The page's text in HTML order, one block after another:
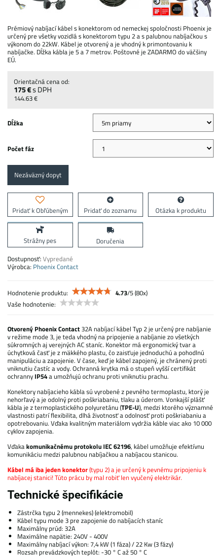
Prémiový nabíjací kábel s konektorom od nemeckej spoločnosti Phoenix je
určený pre všetky vozidlá s konektorom typu 2 a s palubnou nabíjačkou s
výkonom do 22kW. Kábel je otvorený a je vhodný k primontovaniu k
nabíjačke. Dĺžka kábla je 5 a 7 metrov. Poštovné je ZADARMO do väčšiny
EÚ.
175 €s DPH
144.63 €
Dĺžka
Počet fáz
Nezáväzný dopyt
Pridať k Obľúbeným Pridať do zoznamu Otázka k produktu
Strážny pes
Doručenia
Dostupnosť: Vypredané
Výrobca: Phoenix Contact
Hodnotenie produktu: 4.73/5(80x)
Vaše hodnotenie:
Otvorený Phoenix Contact32A nabíjací kábel Typ 2 je určený pre nabíjanie
v režime mode 3, je teda vhodný na pripojenie a nabíjanie zo všetkých
súkromných aj verejných AC staníc. Konektor má ergonomický tvar a
úchytková časť je z mäkkého plastu, čo zaisťuje jednoduchú a pohodlnú
manipuláciu a zapojenie. V čase, keď je kábel zapojený, je chránený proti
vniknutiu častíc a vody. Ochranná krytka má o stupeň vyšší certifikát
ochranny IP54a umožňujú ochranu proti vniknutiu prachu.
Konektory nabíjacieho kábla sú vyrobené z pevného termoplastu, ktorý je
nehorľavý a je odolný proti poškriabaniu, tlaku a úderom. Vonkajší plášť
kábla je z termoplastického polyuretánu (TPE-U), medzi ktorého významné
vlastnosti patrí flexibilita, dlhá životnosť a odolnosť proti poškriabaniu a
opotrebovaniu. Vďaka kvalitným materiálom vydržia káble viac ako 10 000
cyklov zapojenia.
Vďakakomunikačnému protokolu IEC 62196, kábel umožňuje efektívnu
komunikáciu medzi palubnou nabíjačkou a nabíjacou stanicou.
Kábel má iba jeden konektor(typu 2) a je určený k pevnému pripojeniu k
nabíjacej stanici! Túto prácu by mal robiť len vyučený elektrikár.
Technické špecifikácie
Zástrčka typu 2 (mennekes) (elektromobil)
Kábel typu mode 3 pre zapojenie do nabíjacích staníc
Maximálny prúd: 32A
Maximálne napätie: 240V - 400V
Maximálny nabíjací výkon: 7,4 kW (1 fáza) / 22 Kw (3 fázy)
Rozsah prevádzkových teplôt: -30 ° C až 50 ° C